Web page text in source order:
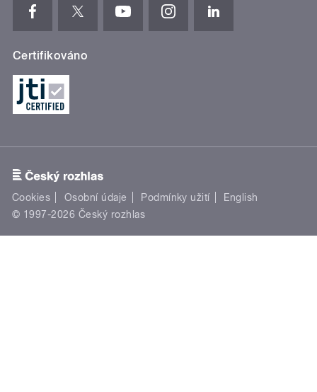
Certifikováno
Cookies Osobní údaje Podmínky užití
English
© 1997-2026 Český rozhlas